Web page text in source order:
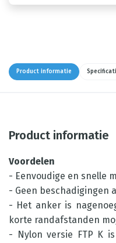
Product informatie
Product informatie
Voordelen
- Eenvoudige en snelle
- Geen beschadigingen
- Het anker is
korte randafstanden
- Nylon versie FTP K